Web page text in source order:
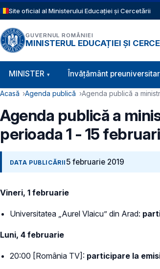
Sari la conținutul principal
Site oficial al Ministerului Educației și Cercetării
GUVERNUL ROMÂNIEI
MINISTERUL EDUCAȚIEI ȘI
Navigație principală
MINISTER Învăţământ preuniversitar
Cale de navigare
Acasă Agenda publică Agenda publică a
Agenda publică a
perioada 1 - 15
DATA PUBLICĂRII 5 februarie 2019
Vineri, 1 februarie
Universitatea „Aurel Vlaicu” din Arad:
Luni, 4 februarie
20:00 [România TV]: participare la